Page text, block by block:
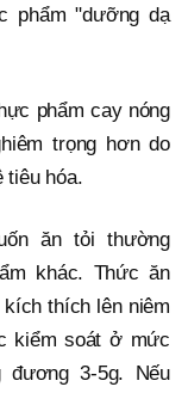
phẩm "dưỡng dạ
phẩm cay nóng
trọng hơn do
tiêu hóa.
ăn tỏi thường
khác. Thức ăn
thích lên niêm
kiểm soát ở mức
đương 3-5g. Nếu